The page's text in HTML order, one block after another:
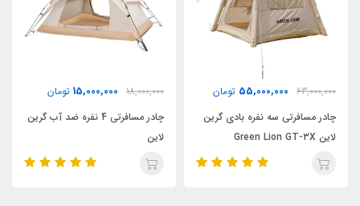
گرین
18,000,000
15,000,000
چادر مسافرتی 4 نفره ضد آب گرین
لاین
16,500,000
14,500,000